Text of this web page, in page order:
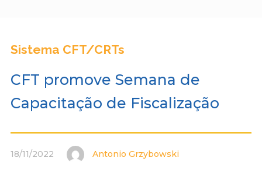
Sistema CFT/CRTs
CFT promove Semana de
Capacitação de Fiscalização
18/11/2022 Antonio Grzybowski